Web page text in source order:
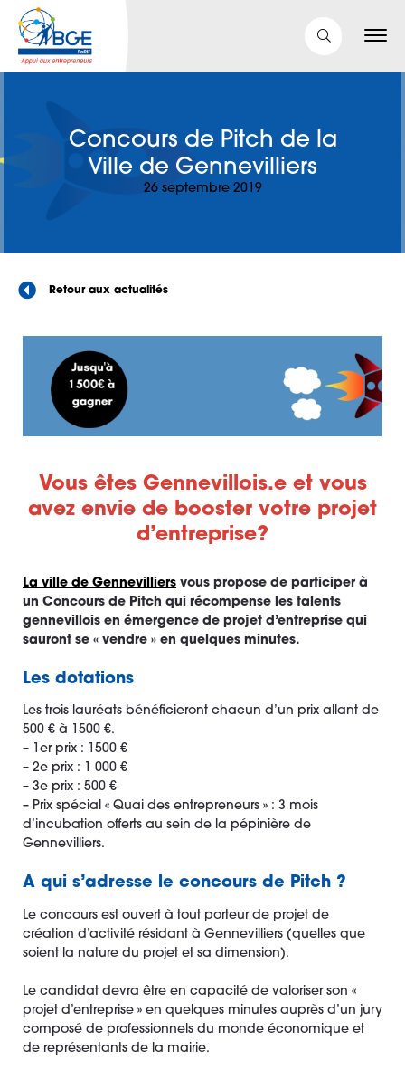
Concours de Pitch de la
Ville de Gennevilliers
26 septembre 2019
Retour aux actualités
Vous êtes Gennevillois.e et vous
avez envie de booster votre projet
d’entreprise?
La ville de Gennevilliers vous propose de participer à
un Concours de Pitch qui récompense les talents
gennevillois en émergence de projet d’entreprise qui
sauront se « vendre » en quelques minutes.
Les dotations
Les trois lauréats bénéficieront chacun d’un prix allant de
500 € à 1500 €.
– 1er prix : 1500 €
– 2e prix : 1 000 €
– 3e prix : 500 €
– Prix spécial « Quai des entrepreneurs » : 3 mois
d’incubation offerts au sein de la pépinière de
Gennevilliers.
A qui s’adresse le concours de Pitch ?
Le concours est ouvert à tout porteur de projet de
création d’activité résidant à Gennevilliers (quelles que
soient la nature du projet et sa dimension).
Le candidat devra être en capacité de valoriser son «
projet d’entreprise » en quelques minutes auprès d’un jury
composé de professionnels du monde économique et
de représentants de la mairie.